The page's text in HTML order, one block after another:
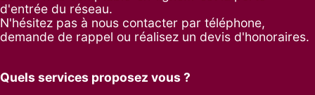
d'entrée du réseau.
N'hésitez pas à nous contacter par téléphone,
demande de rappel ou réalisez un devis d'honoraires.
Quels services proposez vous ?